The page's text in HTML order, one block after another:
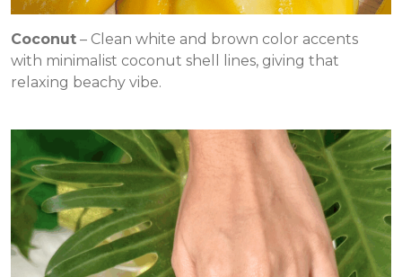
Coconut – Clean white and brown color accents
with minimalist coconut shell lines, giving that
relaxing beachy vibe.